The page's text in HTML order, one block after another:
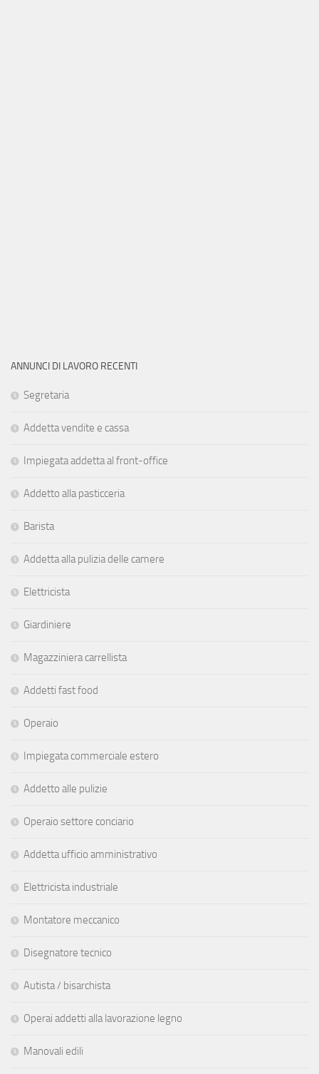
ANNUNCI DI LAVORO RECENTI
Segretaria
Addetta vendite e cassa
Impiegata addetta al front-office
Addetto alla pasticceria
Barista
Addetta alla pulizia delle camere
Elettricista
Giardiniere
Magazziniera carrellista
Addetti fast food
Operaio
Impiegata commerciale estero
Addetto alle pulizie
Operaio settore conciario
Addetta ufficio amministrativo
Elettricista industriale
Montatore meccanico
Disegnatore tecnico
Autista / bisarchista
Operai addetti alla lavorazione legno
Manovali edili